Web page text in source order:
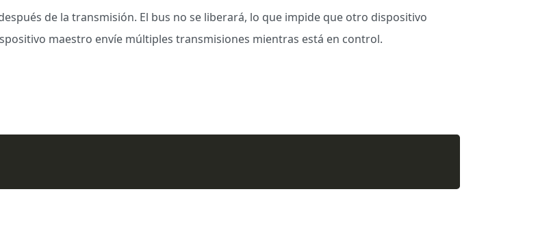
de la transmisión. El bus no se liberará, lo que impide que otro dispositivo
maestro envíe múltiples transmisiones mientras está en control.